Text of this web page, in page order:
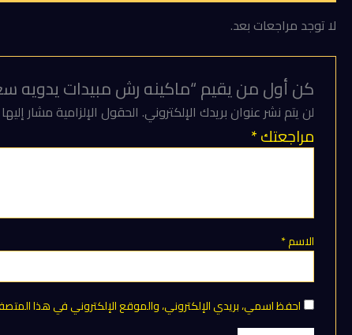
لا توجد مراجعات بعد.
كن أول من يقيم “ماكينه رش مبيدات يدويه سعه 10 لتر صينى
لن يتم نشر عنوان بريدك الإلكتروني. الحقول الإلزامية مشار إليها
مراجعتك*
الاسم*
احفظ اسمي، بريدي الإلكتروني، والموقع الإلكتروني في هذا